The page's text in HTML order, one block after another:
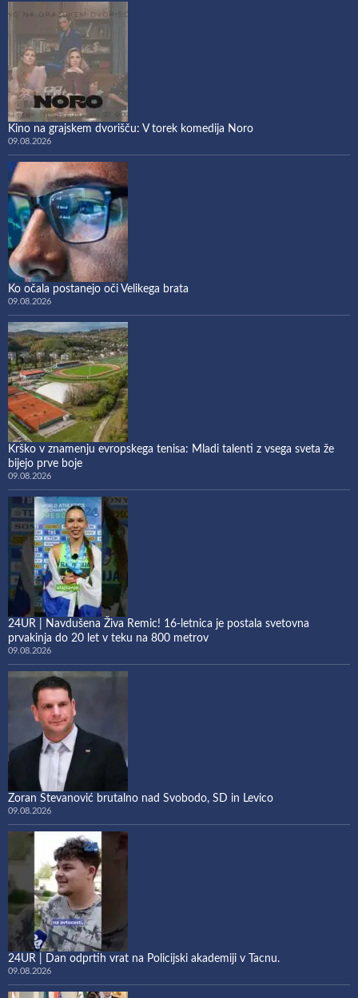
Kino na grajskem dvorišču: V torek komedija Noro
09.08.2026
Ko očala postanejo oči Velikega brata
09.08.2026
Krško v znamenju evropskega tenisa: Mladi talenti z vsega sveta že
bijejo prve boje
09.08.2026
24UR | Navdušena Živa Remic! 16-letnica je postala svetovna
prvakinja do 20 let v teku na 800 metrov
09.08.2026
Zoran Stevanović brutalno nad Svobodo, SD in Levico
09.08.2026
24UR | Dan odprtih vrat na Policijski akademiji v Tacnu.
09.08.2026